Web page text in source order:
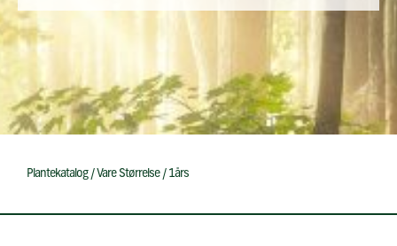
Plantekatalog/Vare Størrelse/ 1års